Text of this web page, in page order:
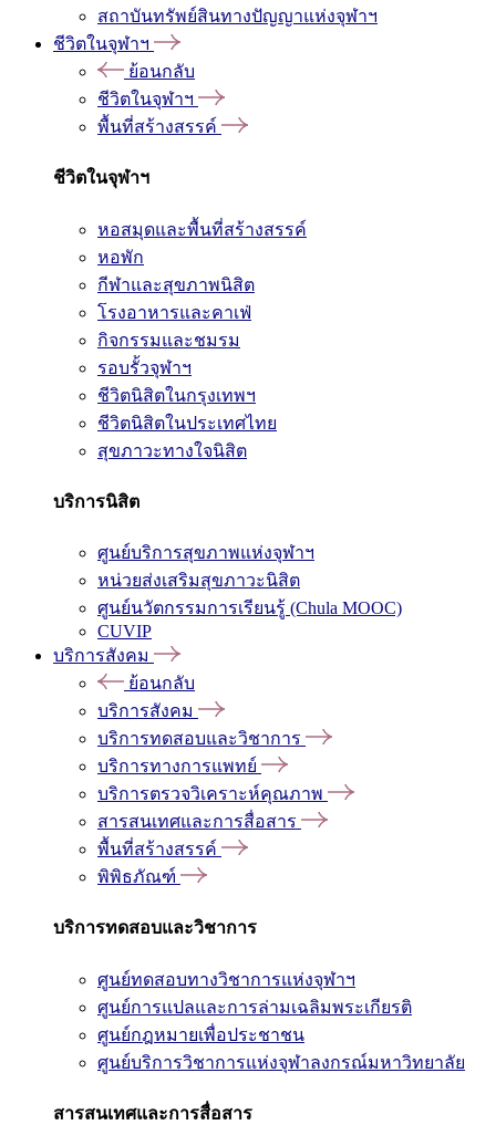
สถาบันทรัพย์สินทางปัญญาแห่งจุฬาฯ
ชีวิตในจุฬาฯ
ย้อนกลับ
ชีวิตในจุฬาฯ
พื้นที่สร้างสรรค์
ชีวิตในจุฬาฯ
หอสมุดและพื้นที่สร้างสรรค์
หอพัก
กีฬาและสุขภาพนิสิต
โรงอาหารและคาเฟ่
กิจกรรมและชมรม
รอบรั้วจุฬาฯ
ชีวิตนิสิตในกรุงเทพฯ
ชีวิตนิสิตในประเทศไทย
สุขภาวะทางใจนิสิต
บริการนิสิต
ศูนย์บริการสุขภาพแห่งจุฬาฯ
หน่วยส่งเสริมสุขภาวะนิสิต
ศูนย์นวัตกรรมการเรียนรู้ (Chula MOOC)
CUVIP
บริการสังคม
ย้อนกลับ
บริการสังคม
บริการทดสอบและวิชาการ
บริการทางการแพทย์
บริการตรวจวิเคราะห์คุณภาพ
สารสนเทศและการสื่อสาร
พื้นที่สร้างสรรค์
พิพิธภัณฑ์
บริการทดสอบและวิชาการ
ศูนย์ทดสอบทางวิชาการแห่งจุฬาฯ
ศูนย์การแปลและการล่ามเฉลิมพระเกียรติ
ศูนย์กฎหมายเพื่อประชาชน
ศูนย์บริการวิชาการแห่งจุฬาลงกรณ์มหาวิทยาลัย
สารสนเทศและการสื่อสาร